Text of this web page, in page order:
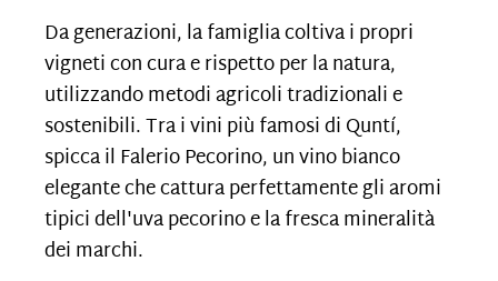
Da generazioni, la famiglia coltiva i propri
vigneti con cura e rispetto per la natura,
utilizzando metodi agricoli tradizionali e
sostenibili. Tra i vini più famosi di Quntí,
spicca il Falerio Pecorino, un vino bianco
elegante che cattura perfettamente gli aromi
tipici dell'uva pecorino e la fresca mineralità
deimarchi.